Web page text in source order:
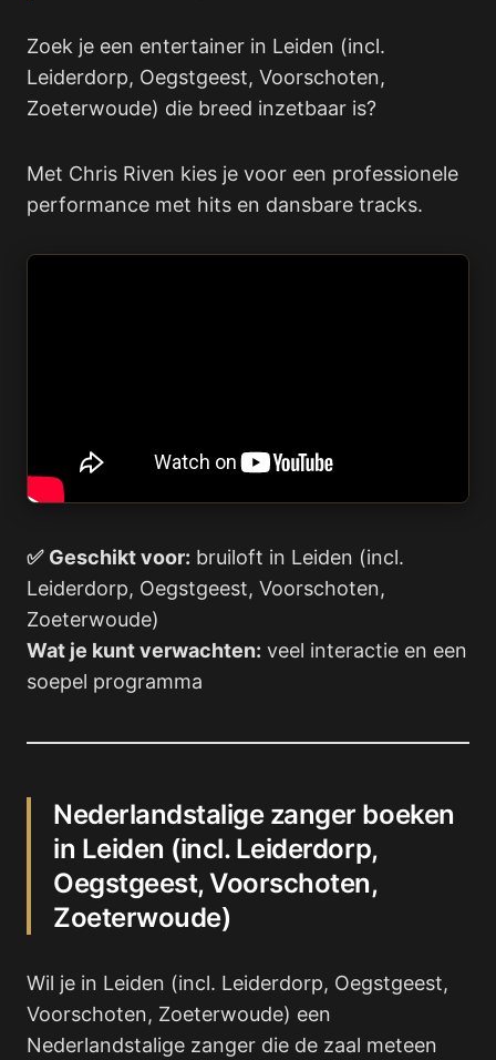
Zoek je een entertainer in Leiden (incl.
Leiderdorp, Oegstgeest, Voorschoten,
Zoeterwoude) die breed inzetbaar is?
Met Chris Riven kies je voor een professionele
performance met hits en dansbare tracks.
✅ Geschikt voor: bruiloft in Leiden (incl.
Leiderdorp, Oegstgeest, Voorschoten,
Zoeterwoude)
Wat je kunt verwachten: veel interactie en een
soepel programma
Nederlandstalige zanger boeken
in Leiden (incl. Leiderdorp,
Oegstgeest, Voorschoten,
Zoeterwoude)
Wil je in Leiden (incl. Leiderdorp, Oegstgeest,
Voorschoten, Zoeterwoude) een
Nederlandstalige zanger die de zaal meteen